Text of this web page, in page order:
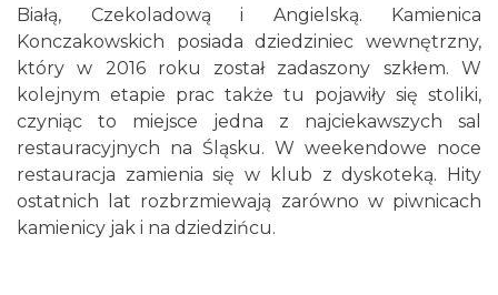
Białą, Czekoladową i Angielską. Kamienica
Konczakowskich posiada dziedziniec wewnętrzny,
który w 2016 roku został zadaszony szkłem. W
kolejnym etapie prac także tu pojawiły się stoliki,
czyniąc to miejsce jedna z najciekawszych sal
restauracyjnych na Śląsku. W weekendowe noce
restauracja zamienia się w klub z dyskoteką. Hity
ostatnich lat rozbrzmiewają zarówno w piwnicach
kamienicy jak i na dziedzińcu.